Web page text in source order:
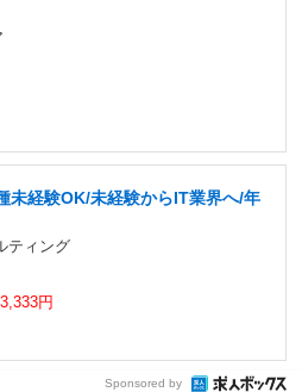
未経験OK/未経験からIT業界へ/年
ティング
円
Sponsored by